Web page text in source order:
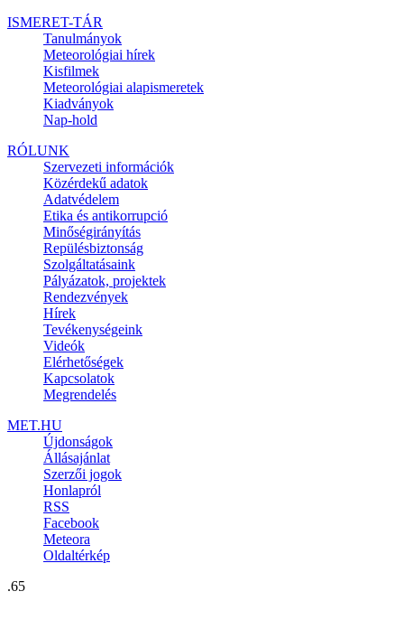
ISMERET-TÁR
Tanulmányok
Meteorológiai hírek
Kisfilmek
Meteorológiai alapismeretek
Kiadványok
Nap-hold
RÓLUNK
Szervezeti információk
Közérdekű adatok
Adatvédelem
Etika és antikorrupció
Minőségirányítás
Repülésbiztonság
Szolgáltatásaink
Pályázatok, projektek
Rendezvények
Hírek
Tevékenységeink
Videók
Elérhetőségek
Kapcsolatok
Megrendelés
MET.HU
Újdonságok
Állásajánlat
Szerzői jogok
Honlapról
RSS
Facebook
Meteora
Oldaltérkép
.65